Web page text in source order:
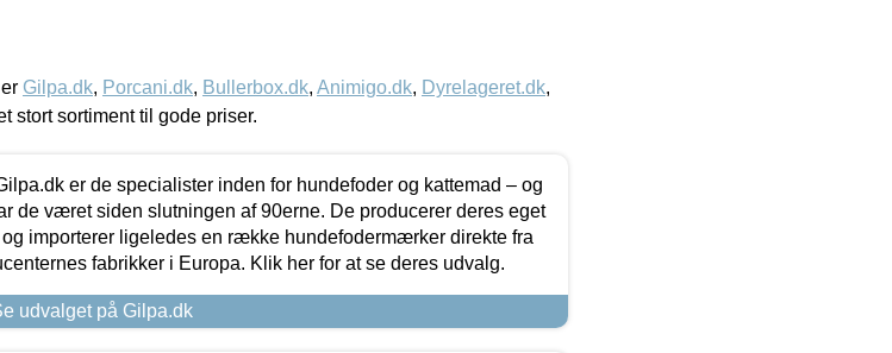
Gilpa.dk, Porcani.dk, Bullerbox.dk, Animigo.dk, Dyrelageret.dk,
stort sortiment til gode priser.
er de specialister inden for hundefoder og kattemad – og
de været siden slutningen af 90erne. De producerer deres eget
importerer ligeledes en række hundefodermærker direkte fra
fabrikker i Europa. Klik her for at se deres udvalg.
udvalget på Gilpa.dk